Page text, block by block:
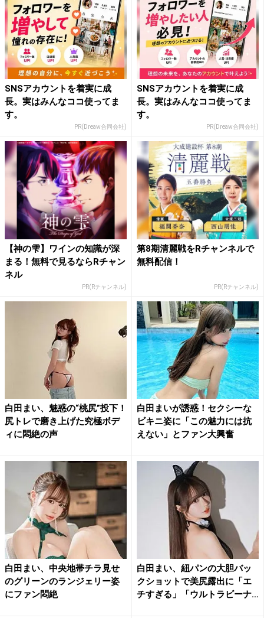
SNSアカウントを着実に成
長。実はみんなココ使ってま
す。
PR(Dreaw合同会社)
SNSアカウントを着実に成
長。実はみんなココ使ってま
す。
PR(Dreaw合同会社)
【神の雫】ワインの知識が深
まる！無料で見るならRチャン
ネル
PR(Rチャンネル)
第8期清麗戦をRチャンネルで
無料配信！
PR(Rチャンネル)
白田まい、魅惑の“桃尻”投下！
尻トレで磨き上げた究極ボデ
ィに悶絶の声
白田まいが誘惑！セクシーな
ビキニ姿に「この魅力には抗
えない」とファン大興奮
白田まい、中央地帯チラ見せ
のグリーンのランジェリー姿
にファン悶絶
白田まい、紐パンの大胆バッ
クショットで美尻露出に「エ
チすぎる」「ウルトラビーナ